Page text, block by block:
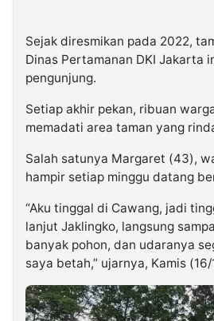
Sejak diresmikan pada 2022,
Dinas Pertamanan DKI Jakarta
pengunjung.
Setiap akhir pekan, ribuan
memadati area taman yang
Salah satunya Margaret (43),
hampir setiap minggu datang
“Aku tinggal di Cawang, jadi
lanjut Jaklingko, langsung
banyak pohon, dan udaranya
saya betah,” ujarnya, Kamis